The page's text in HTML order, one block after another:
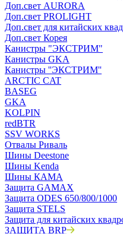
Доп.свет AURORA
Доп.свет PROLIGHT
Доп.свет для китайских
Доп.свет Корея
Канистры "ЭКСТРИМ"
Канистры GKA
Канистры ''ЭКСТРИМ''
ARCTIC CAT
BASEG
GKA
KOLPIN
redBTR
SSV WORKS
Отвалы Риваль
Шины Deestone
Шины Kenda
Шины КАМА
Защита GAMAX
Защита ODES 650/800/1000
Защита STELS
Защита для китайских
ЗАЩИТА BRP